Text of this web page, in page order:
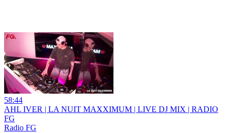
58:44
AHL IVER | LA NUIT MAXXIMUM | LIVE DJ MIX | RADIO
FG
Radio FG